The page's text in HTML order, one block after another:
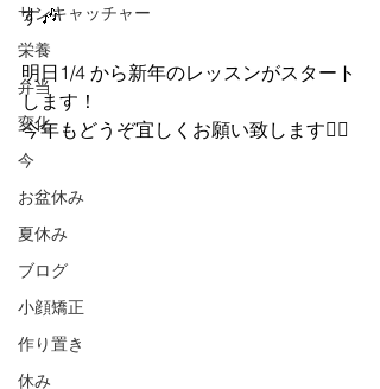
サンキャッチャー
栄養
弁当
変化
今
お盆休み
夏休み
ブログ
小顔矯正
作り置き
休み
す🎶
明日1/4 から新年のレッスンがスタート
します！
今年もどうぞ宜しくお願い致します🙇‍♀️